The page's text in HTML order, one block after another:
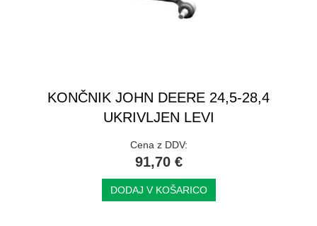
KONČNIK JOHN DEERE 24,5-28,4
UKRIVLJEN LEVI
Cena z DDV:
91,70 €
DODAJ V KOŠARICO